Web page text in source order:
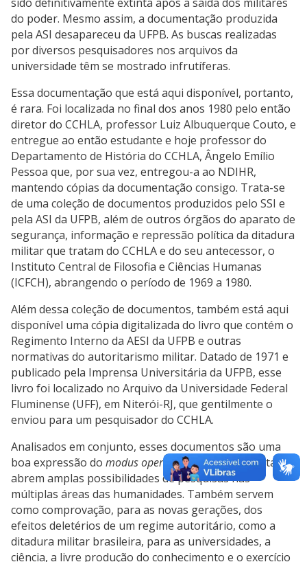
sido definitivamente extinta após a saída dos militares
do poder. Mesmo assim, a documentação produzida
pela ASI desapareceu da UFPB. As buscas realizadas
por diversos pesquisadores nos arquivos da
universidade têm se mostrado infrutíferas.
Essa documentação que está aqui disponível, portanto,
é rara. Foi localizada no final dos anos 1980 pelo então
diretor do CCHLA, professor Luiz Albuquerque Couto, e
entregue ao então estudante e hoje professor do
Departamento de História do CCHLA, Ângelo Emílio
Pessoa que, por sua vez, entregou-a ao NDIHR,
mantendo cópias da documentação consigo. Trata-se
de uma coleção de documentos produzidos pelo SSI e
pela ASI da UFPB, além de outros órgãos do aparato de
segurança, informação e repressão política da ditadura
militar que tratam do CCHLA e do seu antecessor, o
Instituto Central de Filosofia e Ciências Humanas
(ICFCH), abrangendo o período de 1969 a 1980.
Além dessa coleção de documentos, também está aqui
disponível uma cópia digitalizada do livro que contém o
Regimento Interno da AESI da UFPB e outras
normativas do autoritarismo militar. Datado de 1971 e
publicado pela Imprensa Universitária da UFPB, esse
livro foi localizado no Arquivo da Universidade Federal
Fluminense (UFF), em Niterói-RJ, que gentilmente o
enviou para um pesquisador do CCHLA.
Analisados em conjunto, esses documentos são uma
boa expressão do modus operandida ditadura militar, e
abrem amplas possibilidades de pesquisas nas
múltiplas áreas das humanidades. Também servem
como comprovação, para as novas gerações, dos
efeitos deletérios de um regime autoritário, como a
ditadura militar brasileira, para as universidades, a
ciência, a livre produção do conhecimento e o exercício